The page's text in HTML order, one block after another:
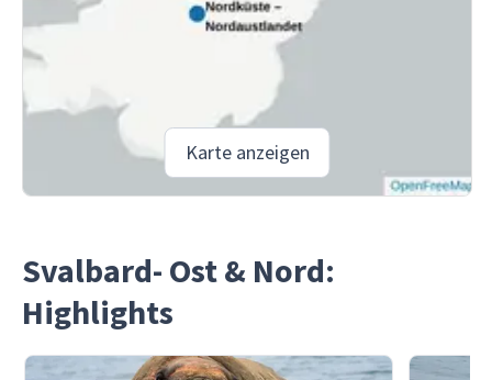
Karte anzeigen
Svalbard- Ost & Nord:
Highlights